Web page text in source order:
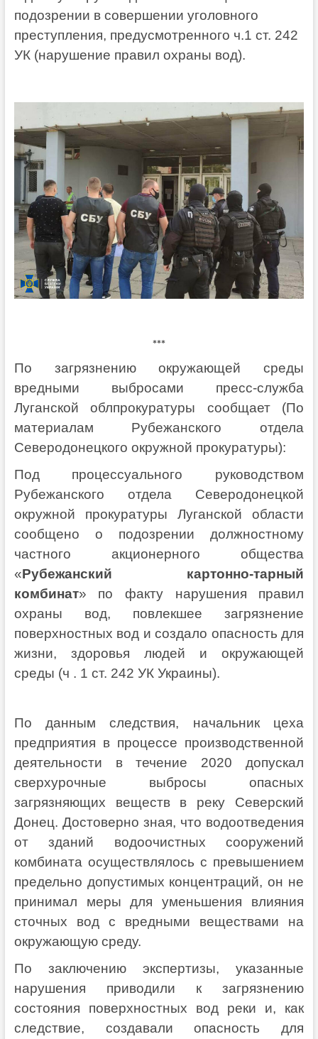
подозрении в совершении уголовного
преступления, предусмотренного ч.1 ст. 242
УК (нарушение правил охраны вод).
***
По загрязнению окружающей среды
вредными выбросами пресс-служба
Луганской облпрокуратуры сообщает (По
материалам Рубежанского отдела
Северодонецкого окружной прокуратуры):
Под процессуального руководством
Рубежанского отдела Северодонецкой
окружной прокуратуры Луганской области
сообщено о подозрении должностному
частного акционерного общества
«Рубежанский картонно-тарный
комбинат» по факту нарушения правил
охраны вод, повлекшее загрязнение
поверхностных вод и создало опасность для
жизни, здоровья людей и окружающей
среды (ч . 1 ст. 242 УК Украины).
По данным следствия, начальник цеха
предприятия в процессе производственной
деятельности в течение 2020 допускал
сверхурочные выбросы опасных
загрязняющих веществ в реку Северский
Донец. Достоверно зная, что водоотведения
от зданий водоочистных сооружений
комбината осуществлялось с превышением
предельно допустимых концентраций, он не
принимал меры для уменьшения влияния
сточных вод с вредными веществами на
окружающую среду.
По заключению экспертизы, указанные
нарушения приводили к загрязнению
состояния поверхностных вод реки и, как
следствие, создавали опасность для